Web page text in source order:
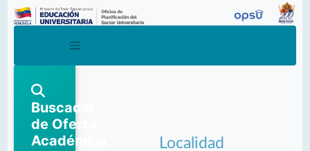
Buscador
de Oferta
Académica
Localidad